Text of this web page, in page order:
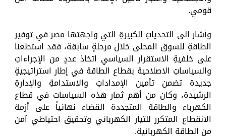
قومي.
وأشار إلى التحدياتِ الكبيرةِ التي واجهتها مصر في توفير
الطاقةِ للسوق المحلى خلال مرحلةٍ سابقة، فقد استطعنا
على خلفيةِ الاستقرار السياسي اتخاذ عددٍ من الإجراءاتِ
والسياساتِ الاصلاحية بقطاع الطاقة في إطار استراتيجيةٍ
جديدة تضمن تأمين الإمداداتِ والاستدامةِ والإدارةِ
الرشيدة، وكان من أهم ثمار هذه السياسات في قطاع
الكهرباء والطاقة المتجددة القضاء نهائياً على أزمة
الانقطاع المتكرر للتيار الكهربائي وتحقيق احتياطي آمن
من الطاقة الكهربائية.